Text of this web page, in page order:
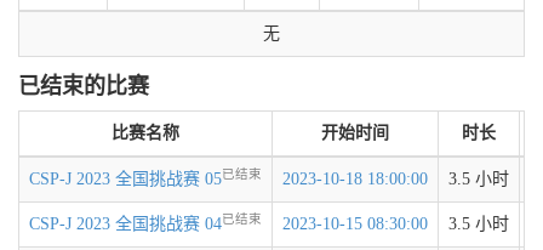
无
已结束的比赛
比赛名称 开始时间 时长
CSP-J 2023 全国挑战赛 05已结束 2023-10-18 18:00:00 3.5 小时
CSP-J 2023 全国挑战赛 04已结束 2023-10-15 08:30:00 3.5 小时